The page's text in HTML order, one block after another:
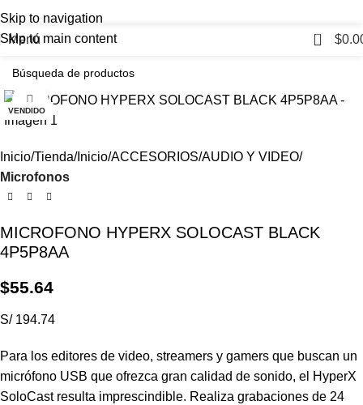
Skip to navigation
Skip to main content
Menú 0 $
VENDIDO
Haga Click para agrandar
Inicio Tienda Inicio ACCESORIOS AUDIO Y VIDEO
Microfonos
MICROFONO HYPERX SOLOCAST BLACK
4P5P8AA
$55.64
S/ 194.74
Para los editores de video, streamers y gamers que buscan un
micrófono USB que ofrezca gran calidad de sonido, el HyperX
SoloCast resulta imprescindible. Realiza grabaciones de 24